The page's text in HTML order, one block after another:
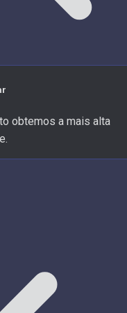
obtemos a mais alta